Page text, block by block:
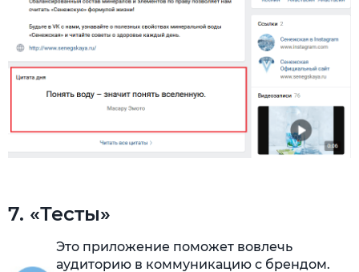
7. «Тесты»
Это приложение поможет вовлечь
аудиторию в коммуникацию с брендом.